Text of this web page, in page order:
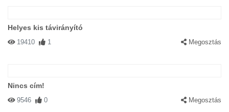
Helyes kis távirányító
19410 1 Megosztás
Nincs cím!
9546 0 Megosztás